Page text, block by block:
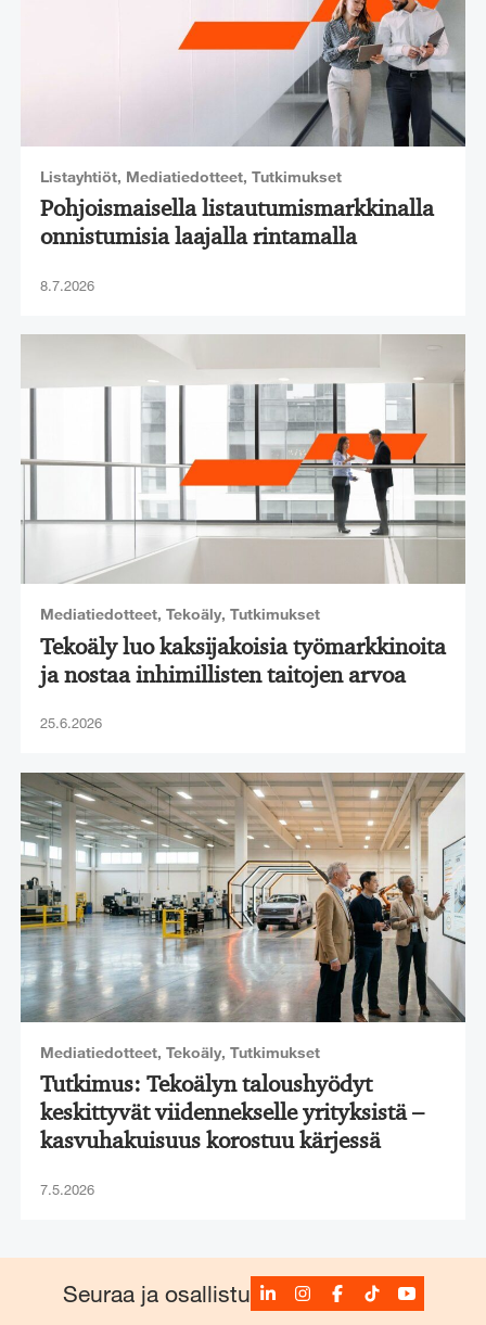
Listayhtiöt, Mediatiedotteet, Tutkimukset
Pohjoismaisella listautumismarkkinalla
onnistumisia laajalla rintamalla
8.7.2026
Mediatiedotteet, Tekoäly, Tutkimukset
Tekoäly luo kaksijakoisia työmarkkinoita
ja nostaa inhimillisten taitojen arvoa
25.6.2026
Mediatiedotteet, Tekoäly, Tutkimukset
Tutkimus: Tekoälyn taloushyödyt
keskittyvät viidennekselle yrityksistä –
kasvuhakuisuus korostuu kärjessä
7.5.2026
Seuraa ja osallistuLinkedInInstagram
Facebook
TikTokYouTube